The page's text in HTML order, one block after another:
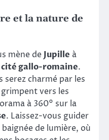
et la nature de
mène deJupille à
cité gallo-romaine.
serez charmé par les
vers les
à 360° sur la
. Laissez-vous guider
de lumière, où